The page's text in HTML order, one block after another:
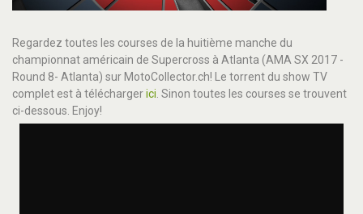
Regardez toutes les courses de la huitième manche du
championnat américain de Supercross à Atlanta (AMA SX 2017 -
Round 8- Atlanta) sur MotoCollector.ch! Le torrent du show TV
complet est à téléchargerici. Sinon toutes les courses se trouvent
ci-dessous. Enjoy!